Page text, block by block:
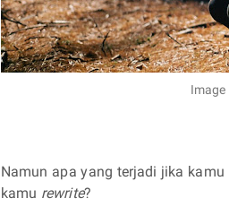
Image
Namun apa yang terjadi jika
kamu rewrite?